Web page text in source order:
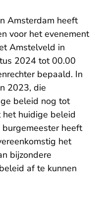
Amsterdam heeft
voor het evenement
Amstelveld in
2024 tot 00.00
bepaald. In
2023, die
beleid nog tot
het huidige beleid
heeft
het
bijzondere
af te kunnen